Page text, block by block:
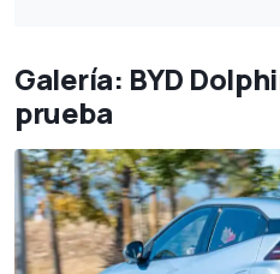
Galería: BYD
prueba